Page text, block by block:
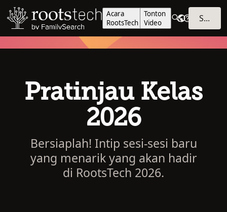
Acara
RootsTech
Tonton
Video
SIGN IN
Pratinjau Kelas
2026
Bersiaplah! Intip sesi-sesi baru
yang menarik yang akan hadir
di RootsTech 2026.